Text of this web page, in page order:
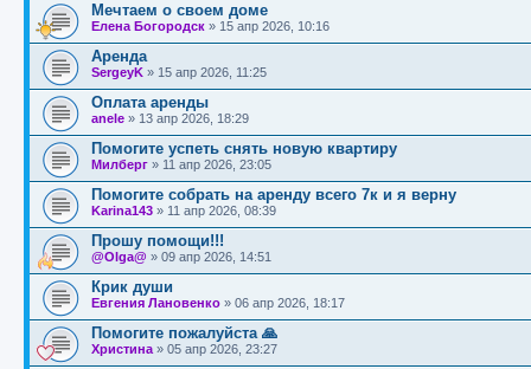
Мечтаем о своем доме
Елена Богородск » 15 апр 2026, 10:16
Аренда
SergeyK » 15 апр 2026, 11:25
Оплата аренды
anele » 13 апр 2026, 18:29
Помогите успеть снять новую квартиру
Милберг » 11 апр 2026, 23:05
Помогите собрать на аренду всего 7к и я верну
Karina143 » 11 апр 2026, 08:39
Прошу помощи!!!
@Olga@ » 09 апр 2026, 14:51
Крик души
Евгения Лановенко » 06 апр 2026, 18:17
Помогите пожалуйста 🙏
Христина » 05 апр 2026, 23:27